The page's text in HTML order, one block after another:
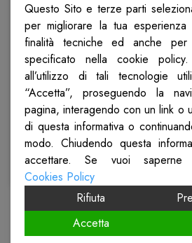
Comunicato stampa
della Lombardia
Pubblicato il
28 Febbraio 2025
Scopri
Questo Sito e terze parti
per migliorare la tua
finalità tecniche ed anche
specificato nella cookie
all’utilizzo di tali tecnologie
“Accetta”, proseguendo la
pagina, interagendo con un link o
di questa informativa o
modo. Chiudendo questa
accettare. Se vuoi
Cookies Policy
Rifiuta
Accetta